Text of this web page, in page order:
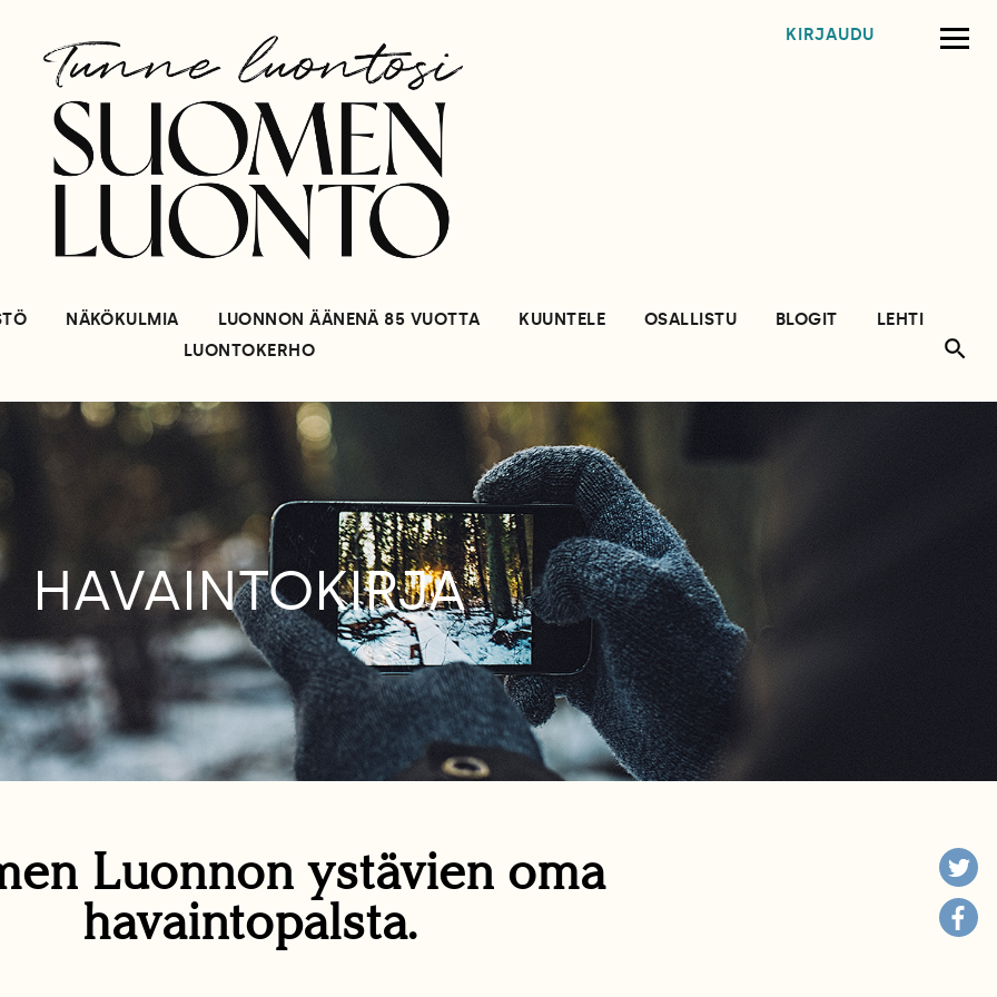
KIRJAUDU
NÄKÖKULMIA LUONNON ÄÄNENÄ 85 VUOTTA KUUNTELE OSALLISTU BLOGIT
LEHTI
LUONTOKERHO
HAVAINTOKIRJA
Luonnon ystävien oma
havaintopalsta.